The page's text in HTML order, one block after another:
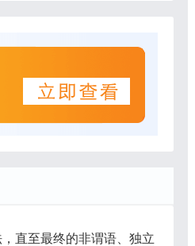
直至最终的非谓语、独立